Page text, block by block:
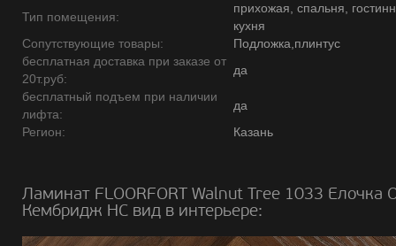
Тип помещения:
прихожая, спальня,
кухня
Сопутствующие товары:
Подложка,плинтус
бесплатная доставка при заказе от
20т.руб:
да
бесплатный подъем при наличии
лифта:
да
Регион:
Казань
Ламинат FLOORFORT Walnut Tree 1033 Елочка
Кембридж HC вид в интерьере: